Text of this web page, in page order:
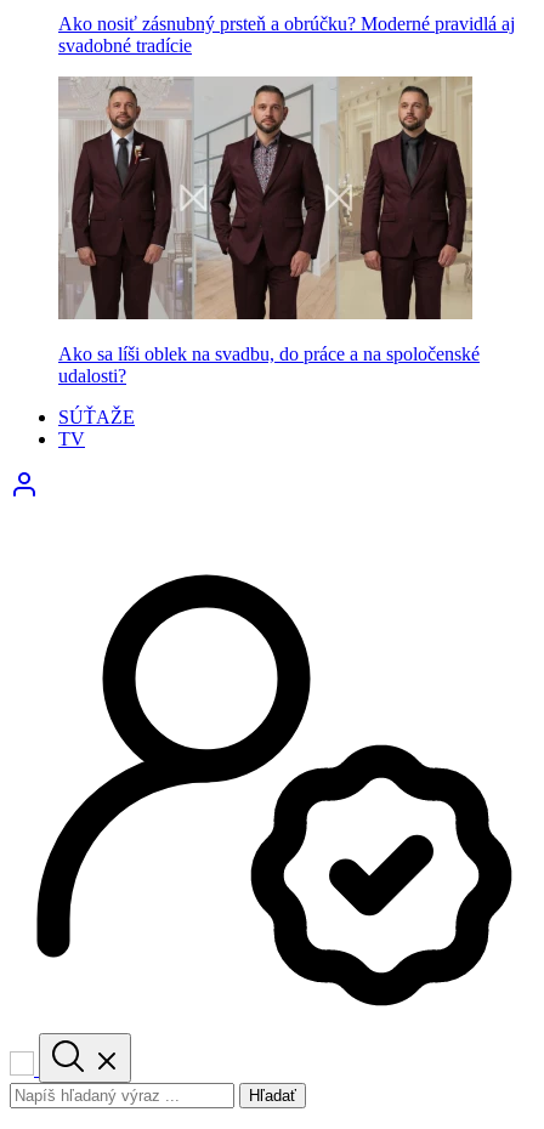
Ako nosiť zásnubný prsteň a obrúčku? Moderné pravidlá aj
svadobné tradície
Ako sa líši oblek na svadbu, do práce a na spoločenské
udalosti?
SÚŤAŽE
TV
Hľadať